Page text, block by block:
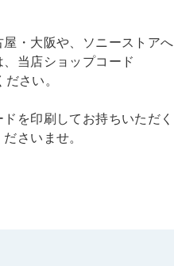
・大阪や、ソニーストア
当店ショップコード
さい。
を印刷してお持ちいただく
さいませ。